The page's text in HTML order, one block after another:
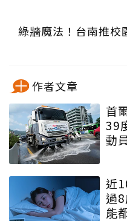
綠牆魔法！台南推校
作者文章
首
39
動
近
過
能